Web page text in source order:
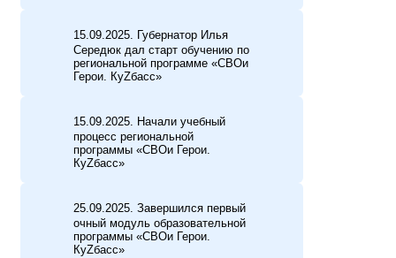
15.09.2025. Губернатор Илья
Середюк дал старт обучению по
региональной программе «СВОи
Герои. КуZбасс»
15.09.2025. Начали учебный
процесс региональной
программы «СВОи Герои.
КуZбасс»
25.09.2025. Завершился первый
очный модуль образовательной
программы «СВОи Герои.
КуZбасс»